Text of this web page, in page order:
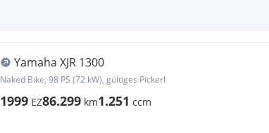
Yamaha XJR 1300
Naked Bike, 98 PS (72 kW), gültiges Pickerl
1999 EZ86.299 km1.251 ccm